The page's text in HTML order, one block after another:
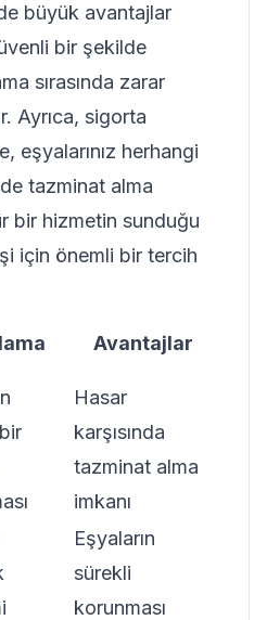
büyük avantajlar
bir şekilde
sırasında zarar
Ayrıca, sigorta
eşyalarınız herhangi
tazminat alma
bir hizmetin sunduğu
için önemli bir tercih
Avantajlar
Hasar
karşısında
tazminat alma
imkanı
Eşyaların
sürekli
korunması